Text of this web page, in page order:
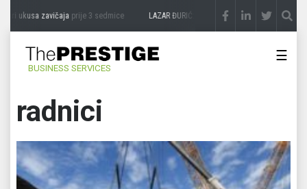
zavičajaprije 3 sedmice LAZAR ĐURIĆ: Promocija potencijal pretvara u
BUSINESS SERVICES
☰
radnici